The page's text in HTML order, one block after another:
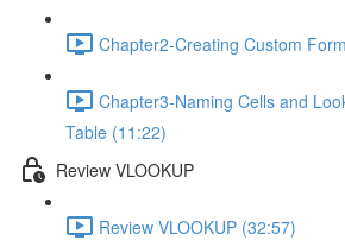
Chapter2-Creating Custom
Chapter3-Naming Cells and
Table (11:22)
Review VLOOKUP
Review VLOOKUP (32:57)